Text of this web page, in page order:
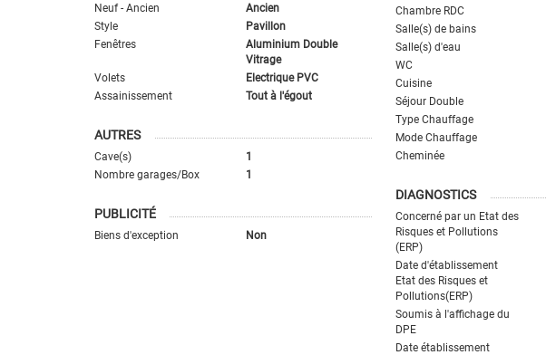
Neuf - Ancien
Ancien
Style
Pavillon
Fenêtres
Aluminium Double
Vitrage
Volets
Electrique PVC
Assainissement
Tout à l'égout
Chambre RDC
Salle(s) de bains
Salle(s) d'eau
WC
Cuisine
Séjour Double
Type Chauffage
Mode Chauffage
Cheminée
AUTRES
Cave(s)
1
Nombre garages/Box
1
DIAGNOSTICS
Concerné par un Etat des
Risques et Pollutions
(ERP)
Date d'établissement
Etat des Risques et
Pollutions(ERP)
Soumis à l'affichage du
DPE
Date établissement
PUBLICITÉ
Biens d'exception Non